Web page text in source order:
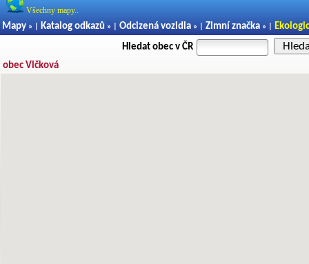
Všechny mapy..
Mapy » | Katalog odkazů » | Odcizená vozidla » | Zimní značka » |
Hledat obec v ČR
obec Vlčková